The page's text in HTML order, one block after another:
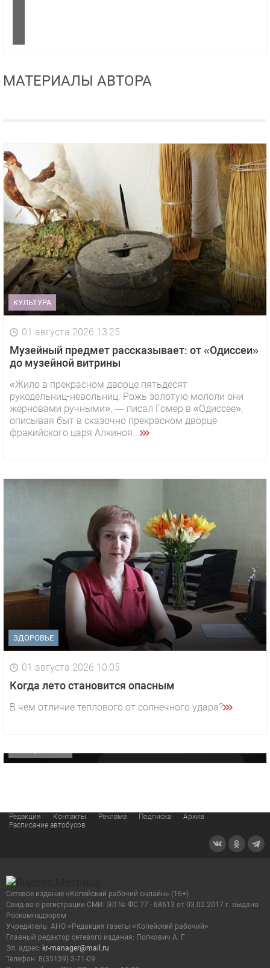
МАТЕРИАЛЫ АВТОРА
КУЛЬТУРА
01 августа 2026 13:25
Музейный предмет рассказывает: от «Одиссеи»
до музейной витрины
«Жило в прекрасном дворце пятьдесят
рукодельниц-невольниц. Рожь золотую мололи они
жерновами ручными», — писал Гомер в «Одиссее»,
описывая быт в сказочно прекрасном дворце
фракийского царя Алкиноя...
ЗДОРОВЬЕ
01 августа 2026 10:05
Когда лето становится опасным
В чем отличие теплового от солнечного удара?
«Звезда» Метрана стала главным героем нового
Редакция Контакты Реклама Подписка
Архив
Расписание автобусов
Сетевое издание «Копейский рабочий онлайн» (16+)
Cвид-во о регистрации СМИ: ЭЛ № ФС 77 - 68613 от 03.02.2017 г. выдано
Роскомнадзором
Учредитель: АНО «Редакция газеты «Копейский рабочий»
Главный редактор сетевого издания: Попкович А. Г.
Эл. адрес: kr-manager@mail.ru
Телефон: 8(35139) 3-71-09